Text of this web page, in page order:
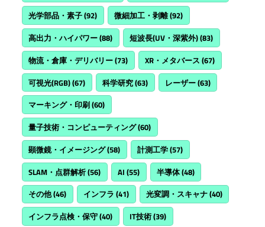
光学部品・素子(92) 微細加工・剥離(92)
高出力・ハイパワー(88) 短波長(UV・深紫外)(83)
物流・倉庫・デリバリー(73) XR・メタバース (67)
可視光(RGB)(67) 科学研究(63) レーザー(63)
マーキング・印刷(60)
量子技術・コンピューティング(60)
顕微鏡・イメージング(58) 計測工学(57)
SLAM・点群解析(56) AI (55) 半導体(48)
その他(46) インフラ (41) 光変調・スキャナ(40)
インフラ点検・保守(40) IT技術(39)